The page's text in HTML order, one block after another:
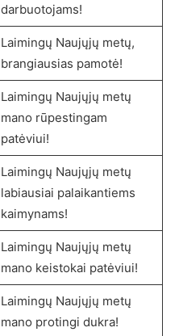
darbuotojams!
Laimingų Naujųjų metų,
brangiausias pamotė!
Laimingų Naujųjų metų
mano rūpestingam
patėviui!
Laimingų Naujųjų metų
labiausiai palaikantiems
kaimynams!
Laimingų Naujųjų metų
mano keistokai patėviui!
Laimingų Naujųjų metų
mano protingi dukra!